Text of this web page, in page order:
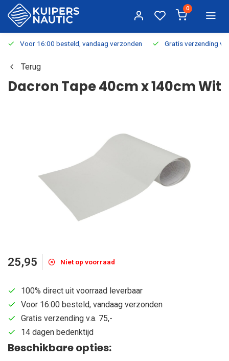
0
Voor 16:00 besteld, vandaag verzonden Gratis verzending
Terug
Dacron Tape 40cm x 140cm Wit
25,95 Niet op voorraad
100% direct uit voorraad leverbaar
Voor 16:00 besteld, vandaag verzonden
Gratis verzending v.a. 75,-
14 dagen bedenktijd
Beschikbare opties: